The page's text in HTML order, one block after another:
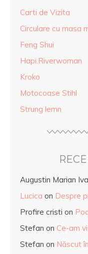
Carti de Vizita
Circulare cu masa
Feng Shui
Hapi.Riverwoman
Kroko
Motocoase Stihl
Strung lemn
Augustin Marian
Lucica on Despre
Profire cristi on
Stefan on Ce-am
Stefan on Născut